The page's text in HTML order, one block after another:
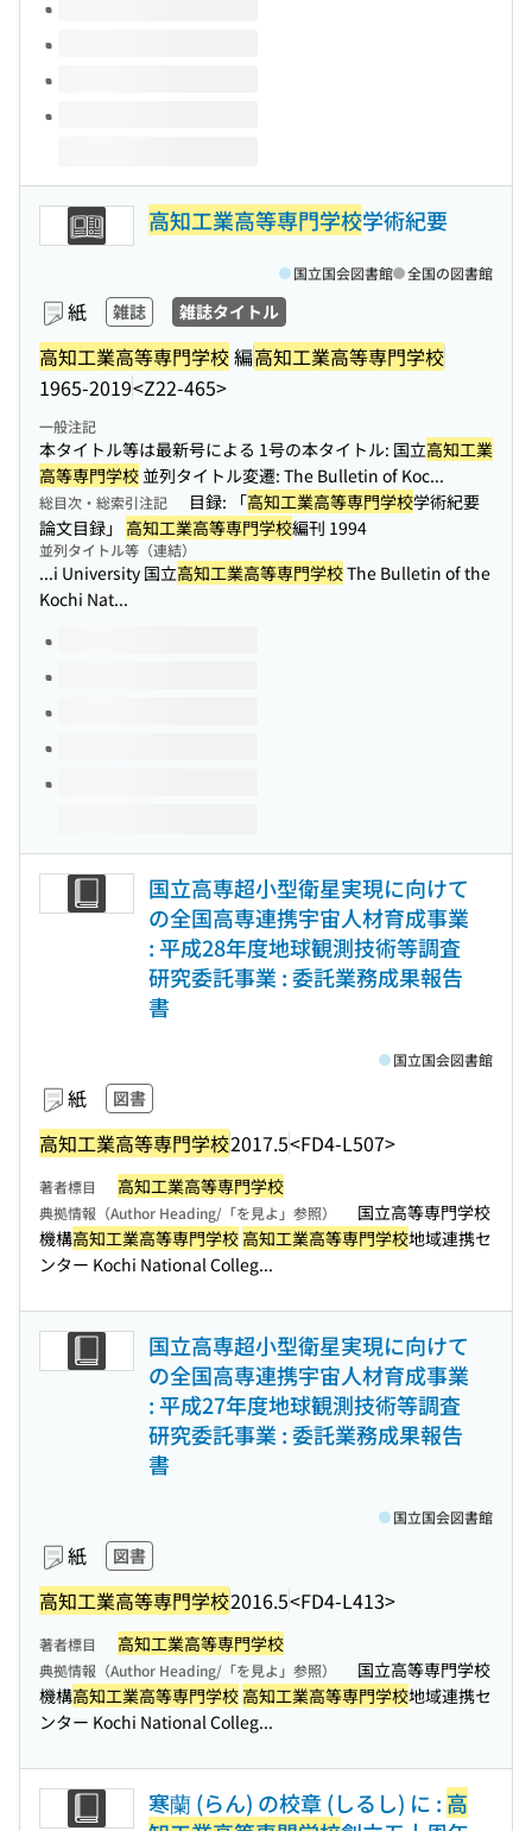
高知工業高等専門学校学術紀要
紙 雑誌 雑誌タイトル
高知工業高等専門学校編高知工業高等専門学校
1965-2019<Z22-465>
国立国会図書館 全国の図書館
一般注記
本タイトル等は最新号による 1号の本タイトル: 国立高知工業
高等専門学校並列タイトル変遷: The Bulletin of Koc...
総目次・総索引注記 目録: 「高知工業高等専門学校学術紀要
論文目録」 高知工業高等専門学校編刊 1994
並列タイトル等（連結）
...i University 国立高知工業高等専門学校The Bulletin of the
Kochi Nat...
このタイトルの巻号
国立高専超小型衛星実現に向けて
の全国高専連携宇宙人材育成事業
: 平成28年度地球観測技術等調査
研究委託事業 : 委託業務成果報告
書
紙 図書
高知工業高等専門学校2017.5<FD4-L507>
国立国会図書館
著者標目 高知工業高等専門学校
典拠情報（Author Heading/「を見よ」参照）
国立高等専門学校
機構高知工業高等専門学校 高知工業高等専門学校地域連携セ
ンター Kochi National Colleg...
国立高専超小型衛星実現に向けて
の全国高専連携宇宙人材育成事業
: 平成27年度地球観測技術等調査
研究委託事業 : 委託業務成果報告
書
紙 図書
高知工業高等専門学校2016.5<FD4-L413>
国立国会図書館
著者標目 高知工業高等専門学校
典拠情報（Author Heading/「を見よ」参照）
国立高等専門学校
機構高知工業高等専門学校 高知工業高等専門学校地域連携セ
ンター Kochi National Colleg...
寒蘭 (らん) の校章 (しるし) に : 高